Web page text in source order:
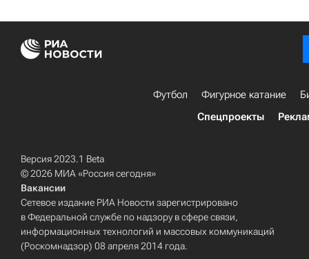
Футбол Фигурное катание
Спецпроекты
Версия 2023.1 Beta
© 2026 МИА «Россия сегодня»
Вакансии
Сетевое издание РИА Новости зарегистрировано
в Федеральной службе по надзору в сфере связи,
информационных технологий и массовых коммуникаций
(Роскомнадзор) 08 апреля 2014 года.